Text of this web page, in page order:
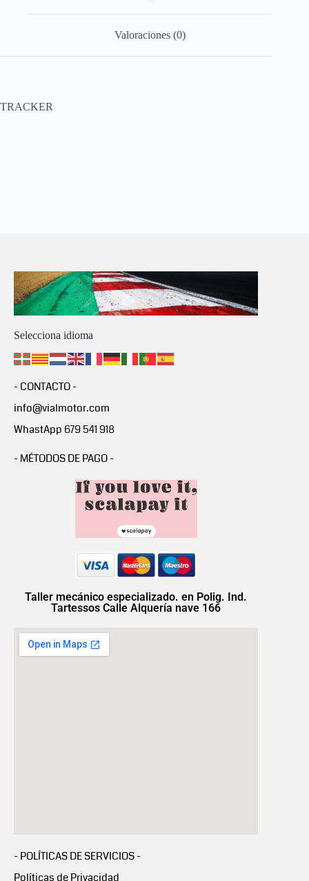
Valoraciones (0)
TRACKER
Selecciona idioma
- CONTACTO -
info@vialmotor.com
WhastApp 679 541 918
- MÉTODOS DE PAGO -
Taller mecánico especializado. en Polig. Ind.
Tartessos Calle Alquería nave 166
- POLÍTICAS DE SERVICIOS -
Políticas de Privacidad